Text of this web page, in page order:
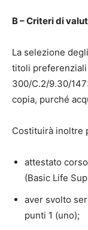
B – Criteri di
La selezione
titoli
300/C.2/9.30/
copia, purché
Costituirà inoltre
attestato corso
(Basic Life
aver svolto
punti 1 (uno);